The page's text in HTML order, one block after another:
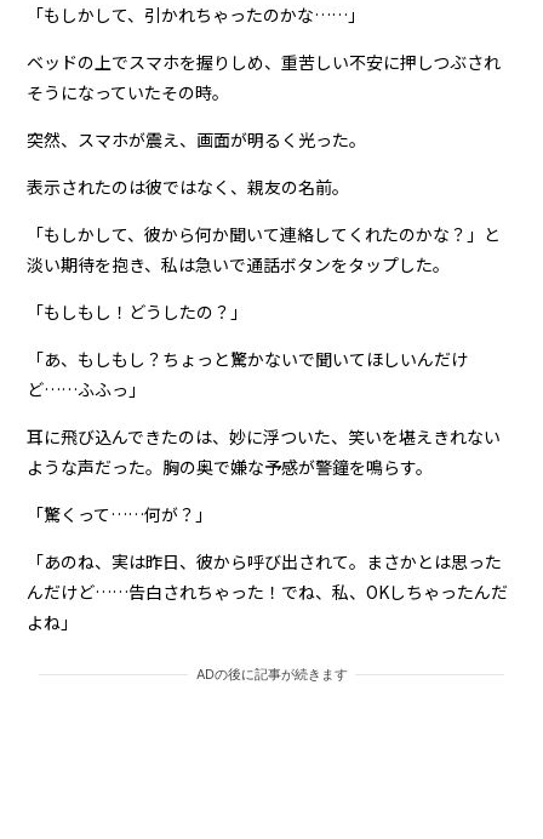
「もしかして、引かれちゃったのかな……」
ベッドの上でスマホを握りしめ、重苦しい不安に押しつぶされ
そうになっていたその時。
突然、スマホが震え、画面が明るく光った。
表示されたのは彼ではなく、親友の名前。
「もしかして、彼から何か聞いて連絡してくれたのかな？」と
淡い期待を抱き、私は急いで通話ボタンをタップした。
「もしもし！どうしたの？」
「あ、もしもし？ちょっと驚かないで聞いてほしいんだけ
ど……ふふっ」
耳に飛び込んできたのは、妙に浮ついた、笑いを堪えきれない
ような声だった。胸の奥で嫌な予感が警鐘を鳴らす。
「驚くって……何が？」
「あのね、実は昨日、彼から呼び出されて。まさかとは思った
んだけど……告白されちゃった！でね、私、OKしちゃったんだ
よね」
ADの後に記事が続きます